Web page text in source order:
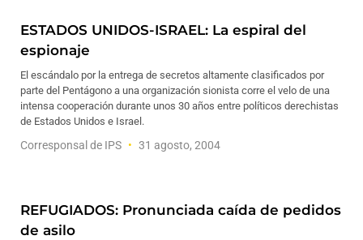
ESTADOS UNIDOS-ISRAEL: La espiral del
espionaje
El escándalo por la entrega de secretos altamente clasificados por
parte del Pentágono a una organización sionista corre el velo de una
intensa cooperación durante unos 30 años entre políticos derechistas
de Estados Unidos e Israel.
Corresponsal de IPS 31 agosto, 2004
REFUGIADOS: Pronunciada caída de pedidos
de asilo